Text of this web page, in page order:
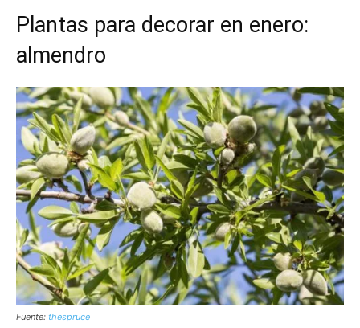
Plantas para decorar en enero:
almendro
Fuente: thespruce